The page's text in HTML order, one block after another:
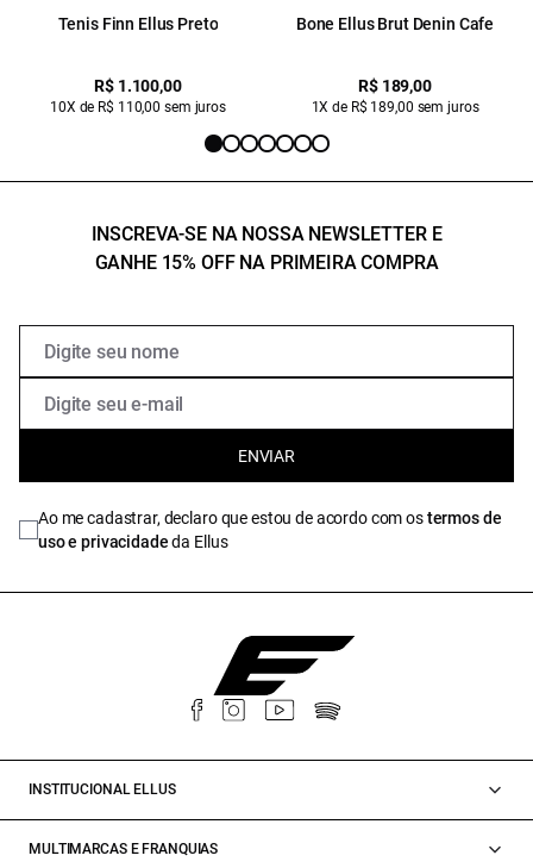
Tenis Finn Ellus Preto
R$ 1.100,00
10X de R$ 110,00 sem juros
Bone Ellus Brut Denin Cafe
R$ 189,00
1X de R$ 189,00 sem juros
INSCREVA-SE NA NOSSA NEWSLETTER E
GANHE 15% OFF NA PRIMEIRA COMPRA
ENVIAR
Ao me cadastrar, declaro que estou de acordo com ostermos de
uso e privacidadeda Ellus
INSTITUCIONAL ELLUS
MULTIMARCAS E FRANQUIAS